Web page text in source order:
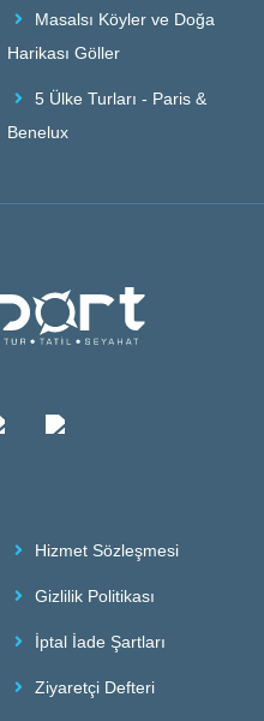
Masalsı Köyler ve Doğa
Harikası Göller
5 Ülke Turları - Paris &
Benelux
Hizmet Sözleşmesi
Gizlilik Politikası
İptal İade Şartları
Ziyaretçi Defteri